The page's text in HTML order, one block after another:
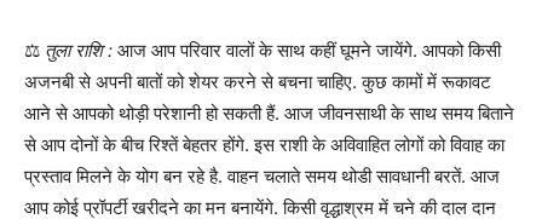
⚖️ तुला राशि : आज आप परिवार वालों के साथ कहीं घूमने जायेंगे. आपको किसी
अजनबी से अपनी बातों को शेयर करने से बचना चाहिए. कुछ कामों में रूकावट
आने से आपको थोड़ी परेशानी हो सकती हैं. आज जीवनसाथी के साथ समय बिताने
से आप दोनों के बीच रिश्तें बेहतर होंगे. इस राशी के अविवाहित लोगों को विवाह का
प्रस्ताव मिलने के योग बन रहे है. वाहन चलाते समय थोडी सावधानी बरतें. आज
आप कोई प्रॉपर्टी खरीदने का मन बनायेंगे. किसी वृद्धाश्रम में चने की दाल दान